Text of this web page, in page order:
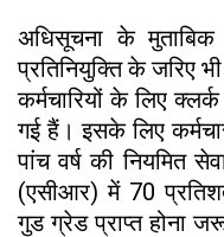
अधिसूचना के
प्रतिनियुक्ति के जरिए
कर्मचारियों के लिए
गई हैं। इसके लिए
पांच वर्ष की नियमित
(एसीआर) में 70
गुड ग्रेड प्राप्त होना